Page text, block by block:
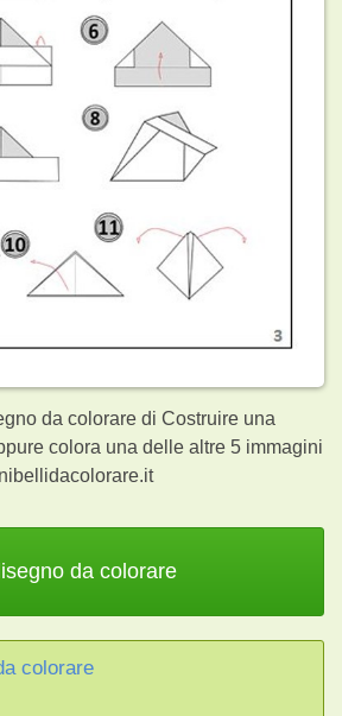
da colorare di Costruire una
colora una delle altre 5 immagini
da colorare
colorare